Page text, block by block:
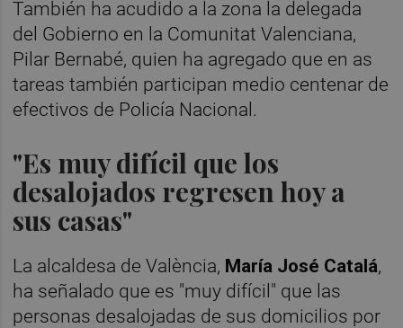
También ha acudido a la zona la delegada
del Gobierno en la Comunitat Valenciana,
Pilar Bernabé, quien ha agregado que en as
tareas también participan medio centenar de
efectivos de Policía Nacional.
"Es muy difícil que los
desalojados regresen hoy a
sus casas"
La alcaldesa de València, María José Catalá,
ha señalado que es "muy difícil" que las
personas desalojadas de sus domicilios por